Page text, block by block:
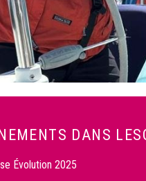
DANS
Évolution 2025